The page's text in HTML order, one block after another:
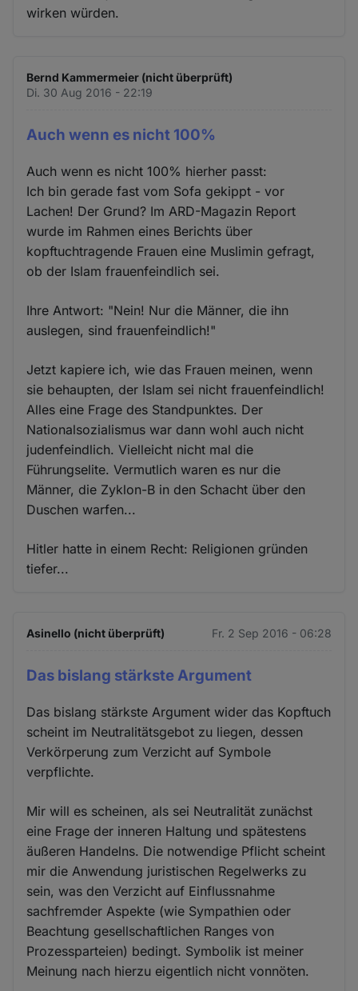
wirken würden.
Bernd Kammermeier (nicht überprüft)
Di. 30 Aug 2016 - 22:19
Auch wenn es nicht 100%
Auch wenn es nicht 100% hierher passt:
Ich bin gerade fast vom Sofa gekippt - vor
Lachen! Der Grund? Im ARD-Magazin Report
wurde im Rahmen eines Berichts über
kopftuchtragende Frauen eine Muslimin gefragt,
ob der Islam frauenfeindlich sei.
Ihre Antwort: "Nein! Nur die Männer, die ihn
auslegen, sind frauenfeindlich!"
Jetzt kapiere ich, wie das Frauen meinen, wenn
sie behaupten, der Islam sei nicht frauenfeindlich!
Alles eine Frage des Standpunktes. Der
Nationalsozialismus war dann wohl auch nicht
judenfeindlich. Vielleicht nicht mal die
Führungselite. Vermutlich waren es nur die
Männer, die Zyklon-B in den Schacht über den
Duschen warfen...
Hitler hatte in einem Recht: Religionen gründen
tiefer...
Asinello (nicht überprüft) Fr. 2 Sep 2016 - 06:28
Das bislang stärkste Argument
Das bislang stärkste Argument wider das Kopftuch
scheint im Neutralitätsgebot zu liegen, dessen
Verkörperung zum Verzicht auf Symbole
verpflichte.
Mir will es scheinen, als sei Neutralität zunächst
eine Frage der inneren Haltung und spätestens
äußeren Handelns. Die notwendige Pflicht scheint
mir die Anwendung juristischen Regelwerks zu
sein, was den Verzicht auf Einflussnahme
sachfremder Aspekte (wie Sympathien oder
Beachtung gesellschaftlichen Ranges von
Prozessparteien) bedingt. Symbolik ist meiner
Meinung nach hierzu eigentlich nicht vonnöten.